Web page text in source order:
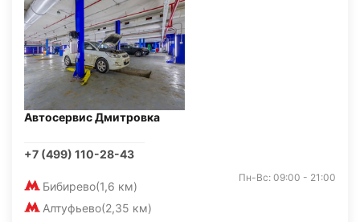
Автосервис Дмитровка
+7 (499) 110-28-43
Бибирево(1,6 км)
Алтуфьево(2,35 км)
Пн-Вс: 09:00 - 21:00